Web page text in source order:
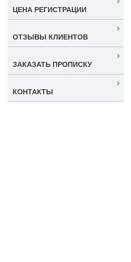
ЦЕНА РЕГИСТРАЦИИ
ОТЗЫВЫ КЛИЕНТОВ
ЗАКАЗАТЬ ПРОПИСКУ
КОНТАКТЫ